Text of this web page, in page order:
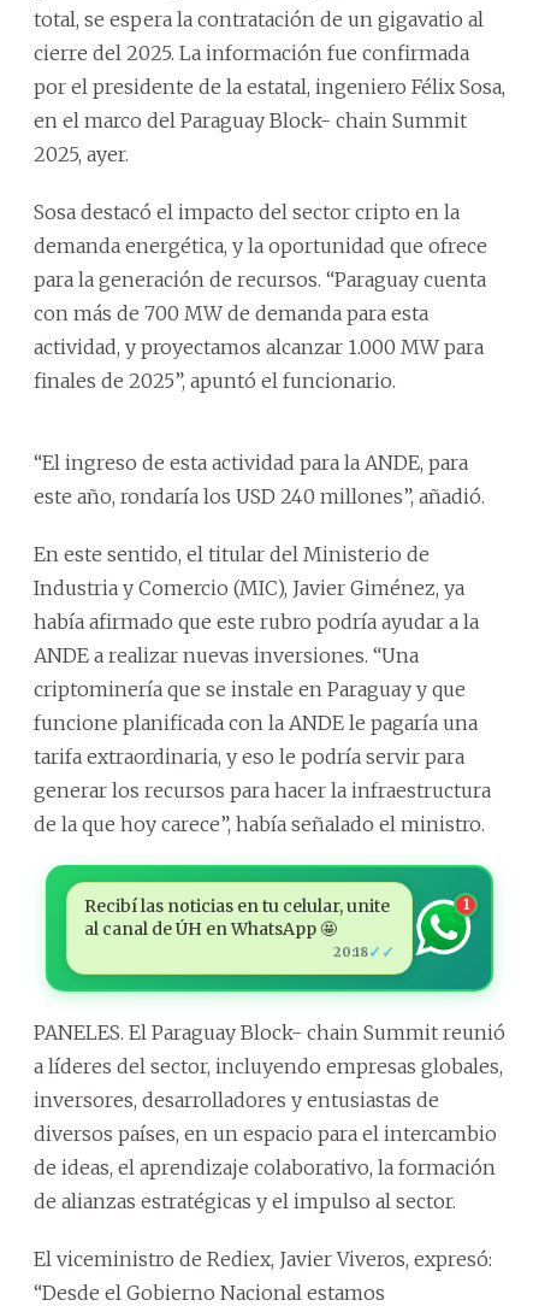
total, se espera la contratación de un gigavatio al
cierre del 2025. La información fue confirmada
por el presidente de la estatal, ingeniero Félix Sosa,
en el marco del Paraguay Block- chain Summit
2025, ayer.
Sosa destacó el impacto del sector cripto en la
demanda energética, y la oportunidad que ofrece
para la generación de recursos. “Paraguay cuenta
con más de 700 MW de demanda para esta
actividad, y proyectamos alcanzar 1.000 MW para
finales de 2025”, apuntó el funcionario.
“El ingreso de esta actividad para la ANDE, para
este año, rondaría los USD 240 millones”, añadió.
En este sentido, el titular del Ministerio de
Industria y Comercio (MIC), Javier Giménez, ya
había afirmado que este rubro podría ayudar a la
ANDE a realizar nuevas inversiones. “Una
criptominería que se instale en Paraguay y que
funcione planificada con la ANDE le pagaría una
tarifa extraordinaria, y eso le podría servir para
generar los recursos para hacer la infraestructura
de la que hoy carece”, había señalado el ministro.
Recibí las noticias en tu celular, unite
al canal de ÚH en WhatsApp 🤩
20:18✓✓
1
PANELES. El Paraguay Block- chain Summit reunió
a líderes del sector, incluyendo empresas globales,
inversores, desarrolladores y entusiastas de
diversos países, en un espacio para el intercambio
de ideas, el aprendizaje colaborativo, la formación
de alianzas estratégicas y el impulso al sector.
El viceministro de Rediex, Javier Viveros, expresó:
“Desde el Gobierno Nacional estamos